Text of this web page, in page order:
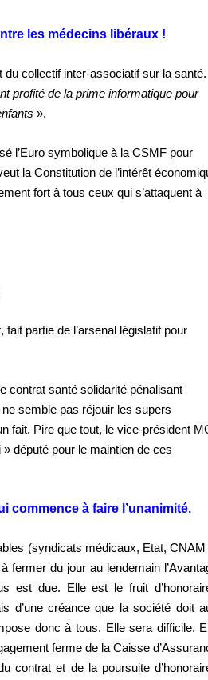
les médecins libéraux !
du collectif inter-associatif sur la santé.
profité de la prime informatique pour
».
l’Euro symbolique à la CSMF pour
la Constitution de l’intérêt
fort à tous ceux qui s’attaquent à
partie de l’arsenal législatif pour
contrat santé solidarité pénalisant
semble pas réjouir les supers
fait. Pire que tout, le vice-président
député pour le maintien de ces
à faire l’unanimité.
(syndicats médicaux, Etat, CNAM
fermer du jour au lendemain
est due. Elle est le fruit
d’une créance que la société doit
donc à tous. Elle sera difficile.
ferme de la Caisse
contrat et de la poursuite